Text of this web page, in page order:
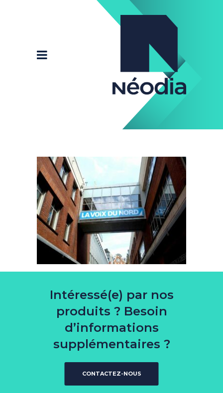
Intéressé(e) par nos
produits ? Besoin
d’informations
supplémentaires ?
CONTACTEZ-NOUS